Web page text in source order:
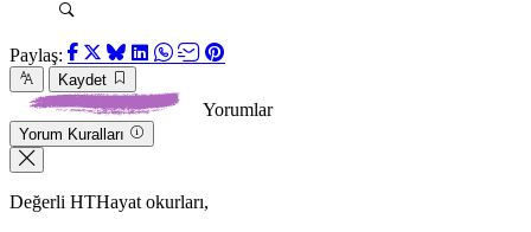
Paylaş:
Kaydet
Yorumlar
Yorum Kuralları
Değerli HTHayat okurları,